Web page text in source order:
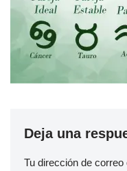
Deja una
Tu dirección de